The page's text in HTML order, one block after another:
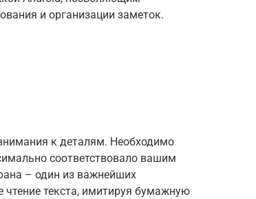
и организации заметок.
к деталям. Необходимо
соответствовало вашим
– один из важнейших
чтение текста, имитируя бумажную